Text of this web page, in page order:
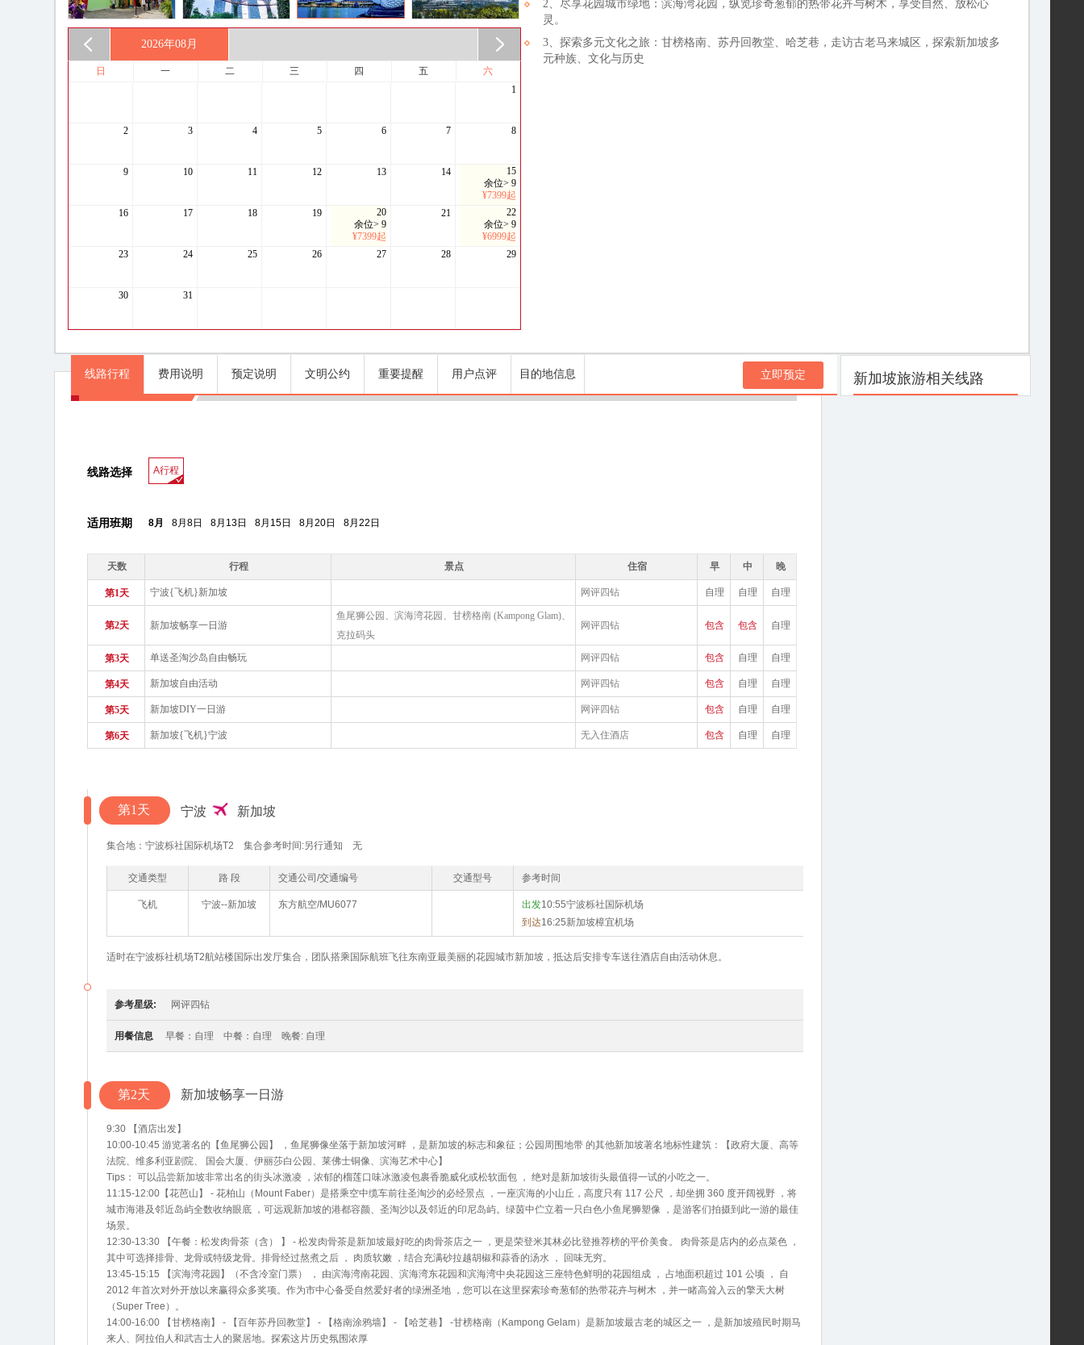
2026年08月
日 一 二 三 四 五
六
1
2 3 4 5 6 7 8
9 10 11 12 13 14
15
余位> 9
¥7399起
16
17 18 19
20
余位> 9
¥7399起
21
22
余位> 9
¥6999起
23
24 25 26 27 28 29
30 31
2、尽享花园城市绿地：滨海湾花园，纵览珍奇葱郁的热带花卉与树木，享受自然、放松心
灵。
3、探索多元文化之旅：甘榜格南、苏丹回教堂、哈芝巷，走访古老马来城区，探索新加坡多
元种族、文化与历史
线路行程 费用说明 预定说明 文明公约 重要提醒 用户点评 目的地信息 立即预定
线路选择 A行程
适用班期 8月 8月8日 8月13日 8月15日 8月20日 8月22日
天数 行程 景点 住宿 早 中 晚
第1天 宁波{飞机}新加坡 网评四钻 自理 自理 自理
第2天 新加坡畅享一日游
鱼尾狮公园、滨海湾花园、甘榜格南 (Kampong Glam)、
克拉码头
网评四钻 包含 包含 自理
第3天 单送圣淘沙岛自由畅玩 网评四钻 包含 自理 自理
第4天 新加坡自由活动 网评四钻 包含 自理 自理
第5天 新加坡DIY一日游 网评四钻 包含 自理 自理
第6天 新加坡{飞机}宁波 无入住酒店 包含 自理 自理
第1天 宁波 新加坡
集合地：宁波栎社国际机场T2 集合参考时间:另行通知 无
交通类型 路 段 交通公司/交通编号 交通型号 参考时间
飞机 宁波--新加坡 东方航空/MU6077 出发10:55宁波栎社国际机场
到达16:25新加坡樟宜机场
适时在宁波栎社机场T2航站楼国际出发厅集合，团队搭乘国际航班飞往东南亚最美丽的花园城市新加坡，抵达后安排专车送往酒店自由活动休息。
参考星级: 网评四钻
用餐信息 早餐：自理 中餐：自理 晚餐: 自理
第2天 新加坡畅享一日游
9:30 【酒店出发】
10:00-10:45 游览著名的【鱼尾狮公园】 ，鱼尾狮像坐落于新加坡河畔 ，是新加坡的标志和象征；公园周围地带 的其他新加坡著名地标性建筑：【政府大厦、高等
法院、维多利亚剧院、 国会大厦、伊丽莎白公园、莱佛士铜像、滨海艺术中心】
Tips： 可以品尝新加坡非常出名的街头冰激凌 ，浓郁的榴莲口味冰激凌包裹香脆威化或松软面包 ， 绝对是新加坡街头最值得一试的小吃之一。
11:15-12:00【花芭山】 - 花柏山（Mount Faber）是搭乘空中缆车前往圣淘沙的必经景点 ，一座滨海的小山丘，高度只有 117 公尺 ，却坐拥 360 度开阔视野 ，将
城市海港及邻近岛屿全数收纳眼底 ，可远观新加坡的港都容颜、圣淘沙以及邻近的印尼岛屿。绿茵中伫立着一只白色小鱼尾狮塑像 ，是游客们拍摄到此一游的最佳
场景。
12:30-13:30 【午餐：松发肉骨茶（含） 】 - 松发肉骨茶是新加坡最好吃的肉骨茶店之一 ，更是荣登米其林必比登推荐榜的平价美食。 肉骨茶是店内的必点菜色 ，
其中可选择排骨、龙骨或特级龙骨。排骨经过熬煮之后 ， 肉质软嫩 ，结合充满砂拉越胡椒和蒜香的汤水 ， 回味无穷。
13:45-15:15 【滨海湾花园】（不含冷室门票） ， 由滨海湾南花园、滨海湾东花园和滨海湾中央花园这三座特色鲜明的花园组成 ， 占地面积超过 101 公顷 ， 自
2012 年首次对外开放以来赢得众多奖项。作为市中心备受自然爱好者的绿洲圣地 ，您可以在这里探索珍奇葱郁的热带花卉与树木 ，并一睹高耸入云的擎天大树
（Super Tree）。
14:00-16:00 【甘榜格南】 - 【百年苏丹回教堂】 - 【格南涂鸦墙】 - 【哈芝巷】 -甘榜格南（Kampong Gelam）是新加坡最古老的城区之一 ，是新加坡殖民时期马
来人、阿拉伯人和武吉士人的聚居地。探索这片历史氛围浓厚
新加坡旅游相关线路